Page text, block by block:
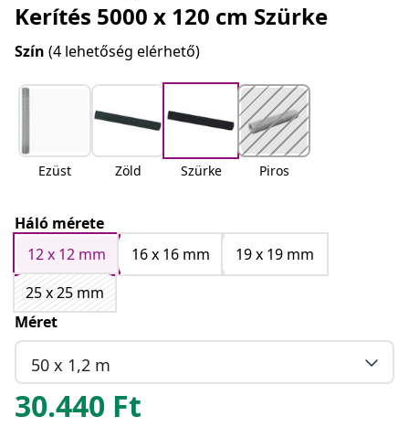
Kerítés 5000 x 120 cm Szürke
Szín (4 lehetőség elérhető)
Ezüst Zöld Szürke Piros
Háló mérete
12 x 12 mm
16 x 16 mm
19 x 19 mm
25 x 25 mm
Méret
50 x 1,2 m
30.440 Ft